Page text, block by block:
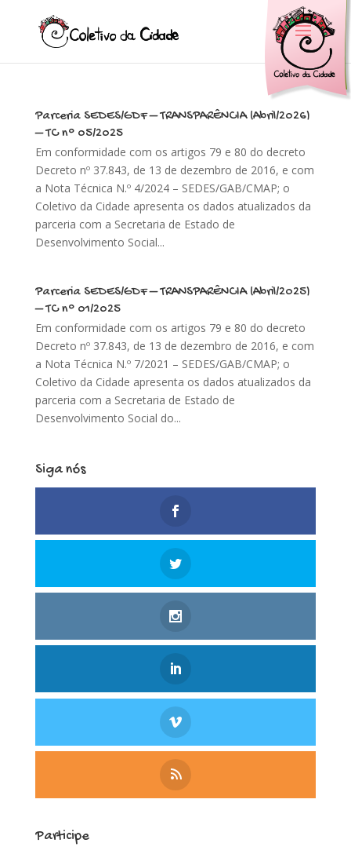
Parceria SEDES/GDF – TRANSPARÊNCIA (Abril/2026)
– TC n° 05/2025
Em conformidade com os artigos 79 e 80 do decreto
Decreto nº 37.843, de 13 de dezembro de 2016, e com
a Nota Técnica N.º 4/2024 – SEDES/GAB/CMAP; o
Coletivo da Cidade apresenta os dados atualizados da
parceria com a Secretaria de Estado de
Desenvolvimento Social...
Parceria SEDES/GDF – TRANSPARÊNCIA (Abril/2025)
– TC n° 01/2025
Em conformidade com os artigos 79 e 80 do decreto
Decreto nº 37.843, de 13 de dezembro de 2016, e com
a Nota Técnica N.º 7/2021 – SEDES/GAB/CMAP; o
Coletivo da Cidade apresenta os dados atualizados da
parceria com a Secretaria de Estado de
Desenvolvimento Social do...
Siga nós
Participe